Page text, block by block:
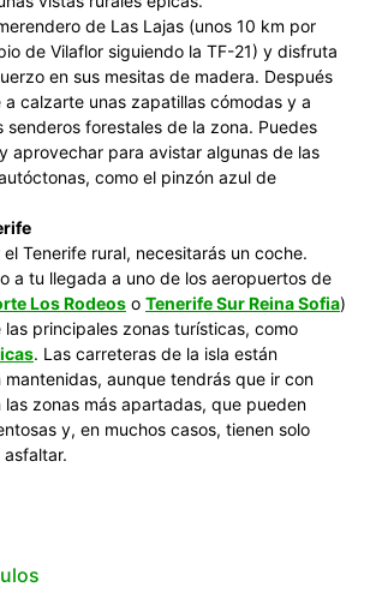
de Las Lajas (unos 10 km por
de Vilaflor siguiendo la TF-21) y disfruta
en sus mesitas de madera. Después
a calzarte unas zapatillas cómodas y a
senderos forestales de la zona. Puedes
aprovechar para avistar algunas de las
como el pinzón azul de
Tenerife rural, necesitarás un coche.
a tu llegada a uno de los aeropuertos de
Los Rodeos o Tenerife Sur Reina Sofia)
principales zonas turísticas, como
. Las carreteras de la isla están
aunque tendrás que ir con
zonas más apartadas, que pueden
y, en muchos casos, tienen solo